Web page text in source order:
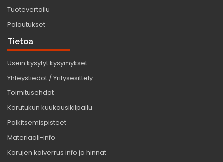
Tuotevertailu
Palautukset
Tietoa
Usein kysytyt kysymykset
Yhteystiedot / Yritysesittely
Toimitusehdot
Korutukun kuukausikilpailu
Palkitsemispisteet
Materiaali-info
Korujen kaiverrus info ja hinnat